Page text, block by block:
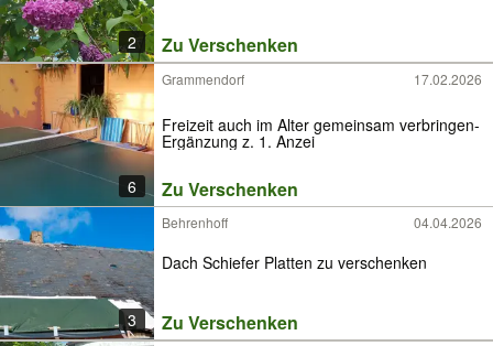
2 Zu Verschenken
6
Grammendorf 17.02.2026
Freizeit auch im Alter gemeinsam verbringen-
Ergänzung z. 1. Anzei
Zu Verschenken
3
Behrenhoff 04.04.2026
Dach Schiefer Platten zu verschenken
Zu Verschenken